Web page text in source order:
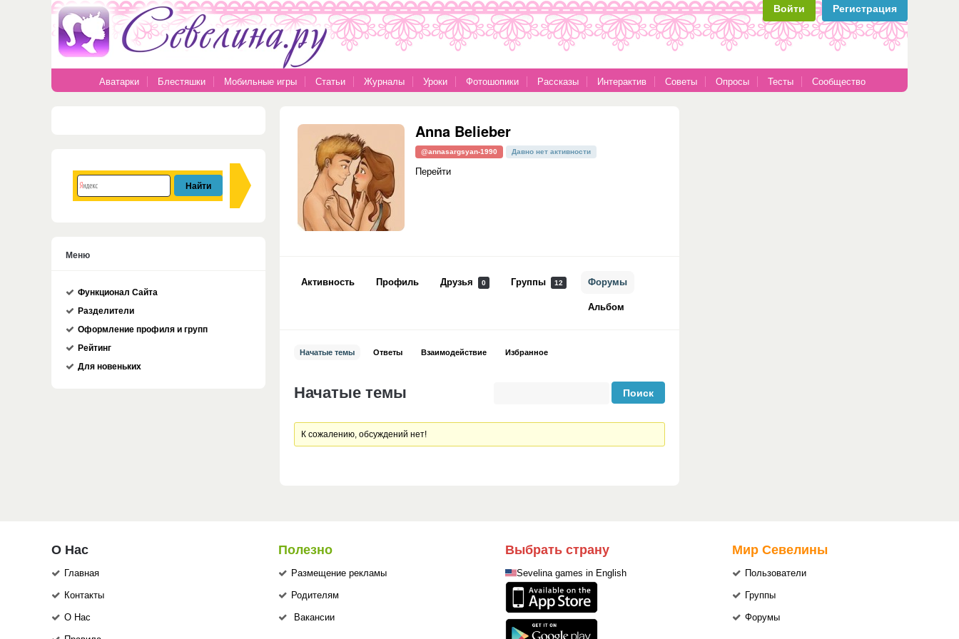
Войти Регистрация
Аватарки Блестяшки Мобильные игры Статьи Журналы Уроки Фотошопики Рассказы Интерактив Советы Опросы Тесты Сообщество
Anna Belieber
@annasargsyan-1990 Давно нет активности
Перейти
Активность Профиль Друзья 0 Группы 12 Форумы
Альбом
Начатые темы Ответы Взаимодействие Избранное
Начатые темы
К сожалению, обсуждений нет!
Меню
Функционал Сайта
Разделители
Оформление профиля и групп
Рейтинг
Для новеньких
О Нас
Главная
Контакты
О Нас
Полезно
Размещение рекламы
Родителям
Вакансии
Выбрать страну
Sevelina games in English
Мир Севелины
Пользователи
Группы
Форумы